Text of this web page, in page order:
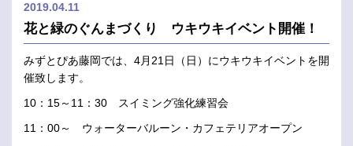
2019.04.11
花と緑のぐんまづくり ウキウキイベント開催！
みずとぴあ藤岡では、4月21日（日）にウキウキイベントを開
催致します。
10：15～11：30 スイミング強化練習会
11：00～ ウォーターバルーン・カフェテリアオープン